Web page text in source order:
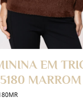
EM
MARROM